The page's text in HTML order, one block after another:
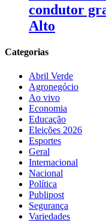
condutor
Alto
Categorias
Abril Verde
Agronegócio
Ao vivo
Economia
Educação
Eleições 2026
Esportes
Geral
Internacional
Nacional
Política
Publipost
Segurança
Variedades